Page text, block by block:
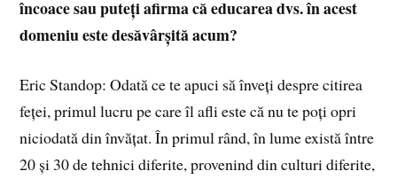
încoace sau puteți afirma că educarea dvs. în acest
domeniu este desăvârșită acum?
Eric Standop: Odată ce te apuci să înveți despre citirea
feței, primul lucru pe care îl afli este că nu te poți opri
niciodată din învățat. În primul rând, în lume există între
20 și 30 de tehnici diferite, provenind din culturi diferite,